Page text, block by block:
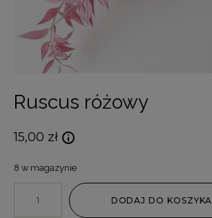
Ruscus różowy
15,00 zł
8 w magazynie
DODAJ DO KOSZYKA